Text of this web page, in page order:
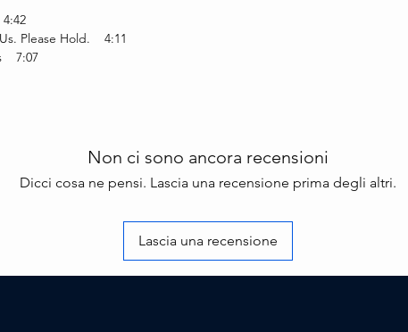
Please Hold. 4:11
7:07
Non ci sono ancora recensioni
Dicci cosa ne pensi. Lascia una recensione prima degli altri.
Lascia una recensione